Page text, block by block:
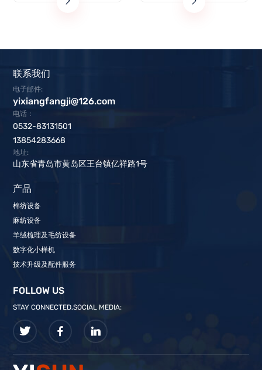
联系我们
电子邮件:
yixiangfangji@126.com
电话：
0532-83131501
13854283668
地址:
山东省青岛市黄岛区王台镇亿祥路1号
产品
棉纺设备
麻纺设备
羊绒梳理及毛纺设备
数字化小样机
技术升级及配件服务
FOLLOW US
STAY CONNECTED,SOCIAL MEDIA: